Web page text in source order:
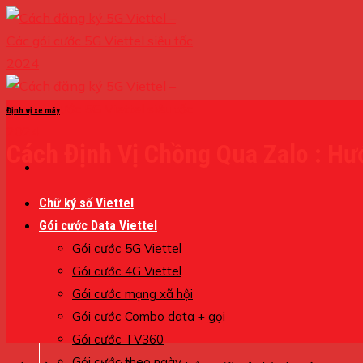
Skip
to
content
Chữ ký số Viettel
Gói cước Data Viettel
Gói cước 5G Viettel
Gói cước 4G Viettel
Gói cước mạng xã hội
Gói cước Combo data + gọi
Gói cước TV360
Định vị xe máy